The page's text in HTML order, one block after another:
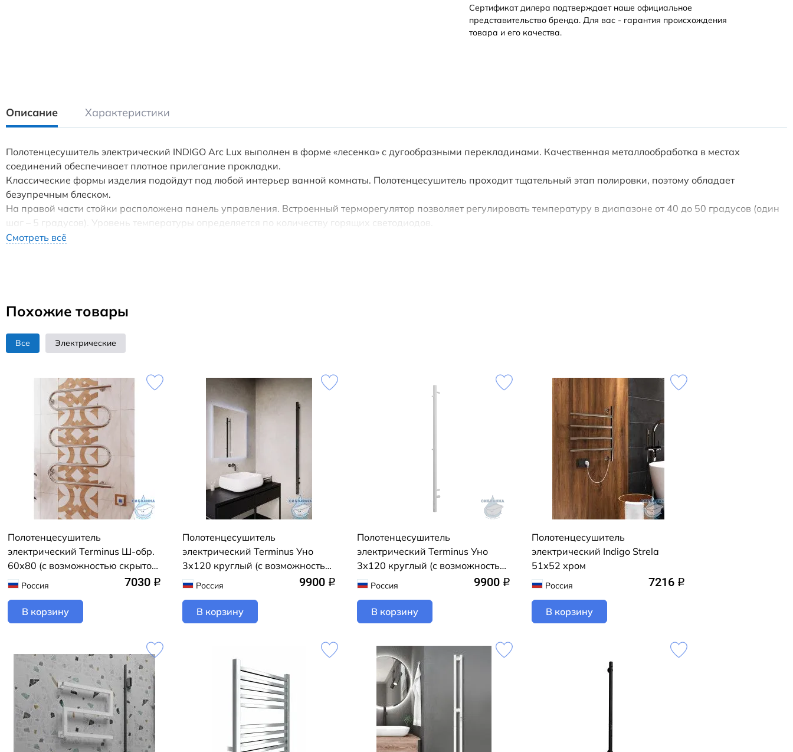
Сертификат дилера подтверждает наше официальное
представительство бренда. Для вас - гарантия происхождения
товара и его качества.
Описание Характеристики
Полотенцесушитель электрический INDIGO Arc Lux выполнен в форме «лесенка» с дугообразными перекладинами. Качественная металлообработка в местах
соединений обеспечивает плотное прилегание прокладки.
Классические формы изделия подойдут под любой интерьер ванной комнаты. Полотенцесушитель проходит тщательный этап полировки, поэтому обладает
безупречным блеском.
На правой части стойки расположена панель управления. Встроенный терморегулятор позволяет регулировать температуру в диапазоне от 40 до 50 градусов (один
шаг – 5 градусов). Уровень температуры определяется по количеству горящих светодиодов.
Таймер настраивается на отключение с интервалом во времени - 2, 4, 6 часов. Класс защиты IP44 гарантирует безопасность использования во влажной среде и
Оснащён проводом длиной 1,1 метр.
Смотреть всё
Похожие товары
Все Электрические
Полотенцесушитель
электрический Terminus Ш-обр.
60х80 (с возможностью скрытого
подключения, подключение
Россия 7030 q
В корзину
Полотенцесушитель
электрический Terminus Уно
3х120 круглый (с возможностью
скрытого подключения) (черный
Россия 9900 q
В корзину
Полотенцесушитель
электрический Terminus Уно
3х120 круглый (с возможностью
скрытого подключения) (белый
Россия 9900 q
В корзину
Полотенцесушитель
электрический Indigo Strela
51х52 хром
Россия 7216 q
В корзину